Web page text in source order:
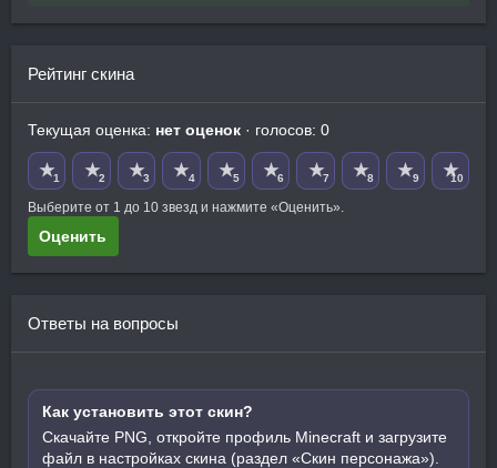
Рейтинг скина
Текущая оценка: нет оценок · голосов: 0
★1 ★2 ★3 ★4 ★5 ★6 ★7 ★8 ★9 ★10
Выберите от 1 до 10 звезд и нажмите «Оценить».
Оценить
Ответы на вопросы
Как установить этот скин?
Скачайте PNG, откройте профиль Minecraft и загрузите
файл в настройках скина (раздел «Скин персонажа»).